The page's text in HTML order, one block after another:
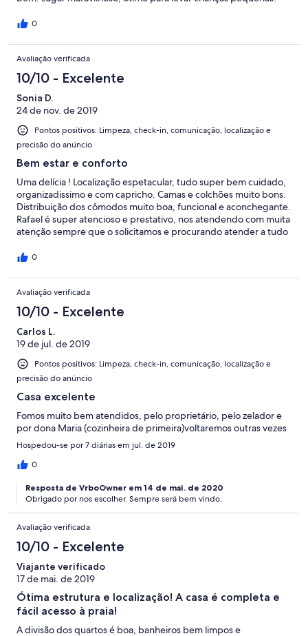
0
Avaliação verificada
10/10 - Excelente
Sonia D.
24 de nov. de 2019
Pontos positivos: Limpeza, check-in, comunicação, localização e
precisão do anúncio
Bem estar e conforto
Uma delícia ! Localização espetacular, tudo super bem cuidado,
organizadissimo e com capricho. Camas e colchões muito bons.
Distribuição dos cômodos muito boa, funcional e aconchegante.
Rafael é super atencioso e prestativo, nos atendendo com muita
atenção sempre que o solicitamos e procurando atender a tudo
Recomendo muito!!
0
Avaliação verificada
10/10 - Excelente
Carlos L.
19 de jul. de 2019
Pontos positivos: Limpeza, check-in, comunicação, localização e
precisão do anúncio
Casa excelente
Fomos muito bem atendidos, pelo proprietário, pelo zelador e
por dona Maria (cozinheira de primeira)voltaremos outras vezes
Hospedou-se por 7 diárias em jul. de 2019
0
Resposta de VrboOwner em 14 de mai. de 2020
Obrigado por nos escolher. Sempre será bem vindo.
Avaliação verificada
10/10 - Excelente
Viajante verificado
17 de mai. de 2019
Ótima estrutura e localização! A casa é completa e
fácil acesso à praia!
A divisão dos quartos é boa, banheiros bem limpos e